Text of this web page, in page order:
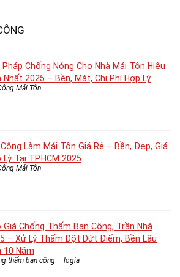
Pháp Chống Nóng Cho Nhà Mái Tôn Hiệu
Nhất 2025 – Bền, Mát, Chi Phí Hợp Lý
Mái Tôn
Làm Mái Tôn Giá Rẻ – Bền, Đẹp, Giá
Lý Tại TP.HCM 2025
Mái Tôn
Giá Chống Thấm Ban Công, Trần Nhà
– Xử Lý Thấm Dột Dứt Điểm, Bền Lâu
10 Năm
thấm ban công – logia